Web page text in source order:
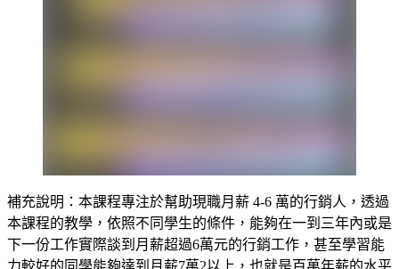
補充說明：本課程專注於幫助現職月薪 4-6 萬的行銷人，透過
本課程的教學，依照不同學生的條件，能夠在一到三年內或是
下一份工作實際談到月薪超過6萬元的行銷工作，甚至學習能